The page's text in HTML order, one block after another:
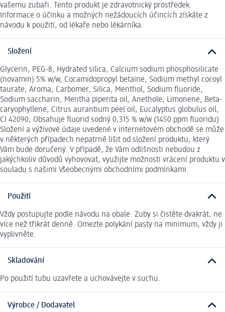
vašemu zubaři. Tento produkt je zdravotnický prostředek.
Informace o účinku a možných nežádoucích účincích získáte z
návodu k použití, od lékaře nebo lékárníka.
Složení
Glycerin, PEG-8, Hydrated silica, Calcium sodium phosphosilicate
(novamin) 5% w/w, Cocamidopropyl betaine, Sodium methyl cocoyl
taurate, Aroma, Carbomer, Silica, Menthol, Sodium fluoride,
Sodium saccharin, Mentha piperita oil, Anethole, Limonene, Beta-
caryophyllene, Citrus aurantium peel oil, Eucalyptus globulus oil,
CI 42090, Obsahuje fluorid sodný 0,315 % w/w (1450 ppm fluoridu)
Složení a výživové údaje uvedené v internetovém obchodě se může
v některých případech nepatrně lišit od složení produktu, který
Vám bude doručený. V případě, že Vám odlišnosti nebudou z
jakýchkoliv důvodů vyhovovat, využijte možnosti vrácení produktu v
souladu s našimi Všeobecnými obchodními podmínkami.
Použití
Vždy postupujte podle návodu na obale. Zuby si čistěte dvakrát, ne
více než třikrát denně. Omezte polykání pasty na minimum, vždy ji
vyplivněte.
Skladování
Po použití tubu uzavřete a uchovávejte v suchu.
Výrobce / Dodavatel